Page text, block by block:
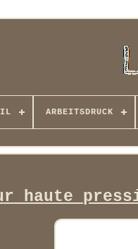
ARBEITSDRUCK
haute